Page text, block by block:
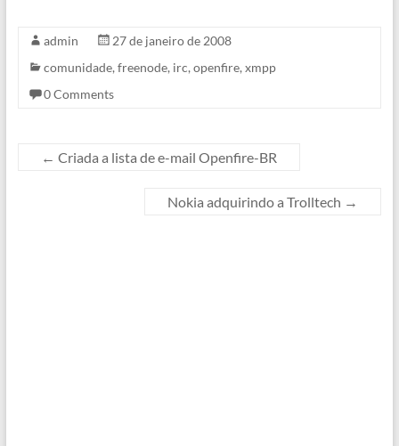
interessantes sobre o
Openfire no site.Como o
wiki recém foi
implementado ainda
estamos analisando o que
admin
27 de janeiro de 2008
comunidade, freenode, irc, openfire, xmpp
0 Comments
← Criada a lista de e-mail Openfire-BR
Nokia adquirindo a Trolltech →